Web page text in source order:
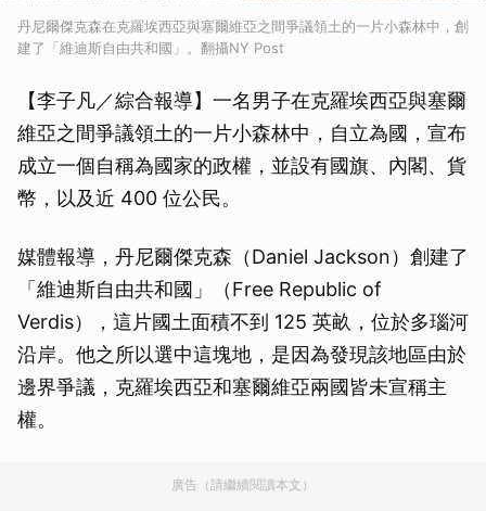
丹尼爾傑克森在克羅埃西亞與塞爾維亞之間爭議領土的一片小森林中，創
建了「維迪斯自由共和國」。翻攝NY Post
【李子凡／綜合報導】一名男子在克羅埃西亞與塞爾
維亞之間爭議領土的一片小森林中，自立為國，宣布
成立一個自稱為國家的政權，並設有國旗、內閣、貨
幣，以及近 400 位公民。
媒體報導，丹尼爾傑克森（Daniel Jackson）創建了
「維迪斯自由共和國」（Free Republic of
Verdis），這片國土面積不到 125 英畝，位於多瑙河
沿岸。他之所以選中這塊地，是因為發現該地區由於
邊界爭議，克羅埃西亞和塞爾維亞兩國皆未宣稱主
權。
廣告（請繼續閱讀本文）